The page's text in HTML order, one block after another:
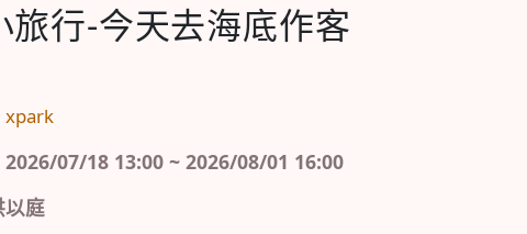
旅行-今天去海底作客
xpark
2026/07/18 13:00 ~ 2026/08/01 16:00
以庭